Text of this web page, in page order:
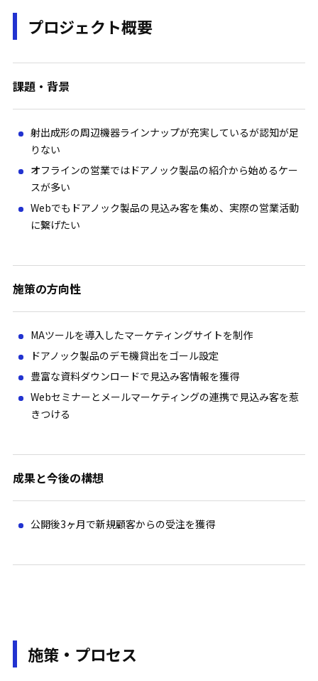
プロジェクト概要
課題・背景
射出成形の周辺機器ラインナップが充実しているが認知が足
りない
オフラインの営業ではドアノック製品の紹介から始めるケー
スが多い
Webでもドアノック製品の見込み客を集め、実際の営業活動
に繋げたい
施策の方向性
MAツールを導入したマーケティングサイトを制作
ドアノック製品のデモ機貸出をゴール設定
豊富な資料ダウンロードで見込み客情報を獲得
Webセミナーとメールマーケティングの連携で見込み客を惹
きつける
成果と今後の構想
公開後3ヶ月で新規顧客からの受注を獲得
施策・プロセス